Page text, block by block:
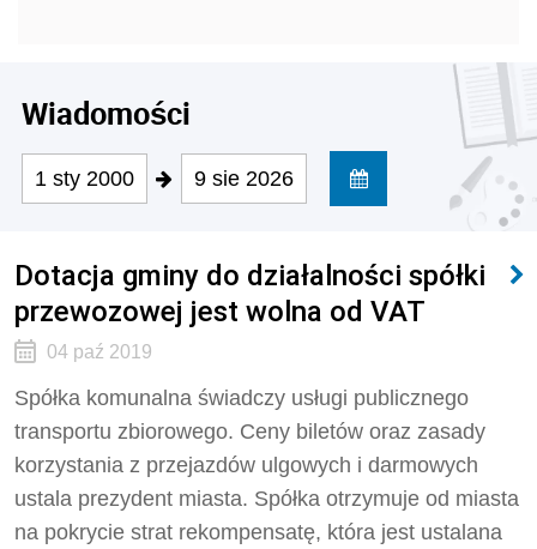
Wiadomości
1 sty 2000 9 sie 2026
Dotacja gminy do działalności spółki
przewozowej jest wolna od VAT
04 paź 2019
Spółka komunalna świadczy usługi publicznego
transportu zbiorowego. Ceny biletów oraz zasady
korzystania z przejazdów ulgowych i darmowych
ustala prezydent miasta. Spółka otrzymuje od miasta
na pokrycie strat rekompensatę, która jest ustalana